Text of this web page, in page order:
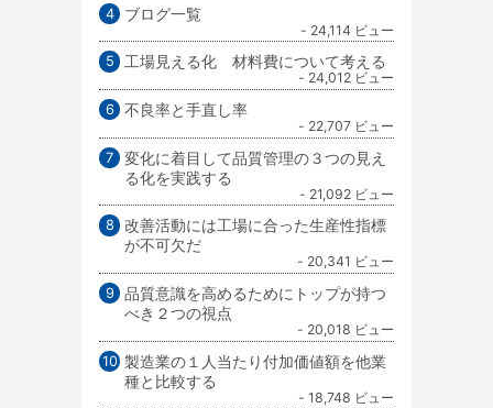
ブログ一覧
- 24,114 ビュー
工場見える化 材料費について考える
- 24,012 ビュー
不良率と手直し率
- 22,707 ビュー
変化に着目して品質管理の３つの見え
る化を実践する
- 21,092 ビュー
改善活動には工場に合った生産性指標
が不可欠だ
- 20,341 ビュー
品質意識を高めるためにトップが持つ
べき２つの視点
- 20,018 ビュー
製造業の１人当たり付加価値額を他業
種と比較する
- 18,748 ビュー